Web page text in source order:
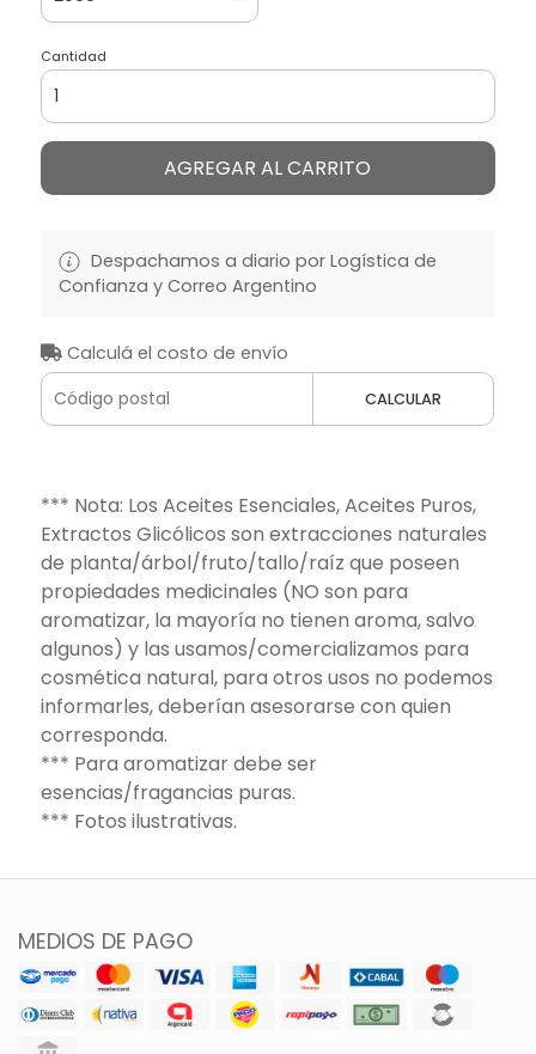
Cantidad
AGREGAR AL CARRITO
Despachamos a diario por Logística de
Confianza y Correo Argentino
Calculá el costo de envío
CALCULAR
*** Nota: Los Aceites Esenciales, Aceites Puros,
Extractos Glicólicos son extracciones naturales
de planta/árbol/fruto/tallo/raíz que poseen
propiedades medicinales (NO son para
aromatizar, la mayoría no tienen aroma, salvo
algunos) y las usamos/comercializamos para
cosmética natural, para otros usos no podemos
informarles, deberían asesorarse con quien
corresponda.
*** Para aromatizar debe ser
esencias/fragancias puras.
*** Fotos ilustrativas.
MEDIOS DE PAGO